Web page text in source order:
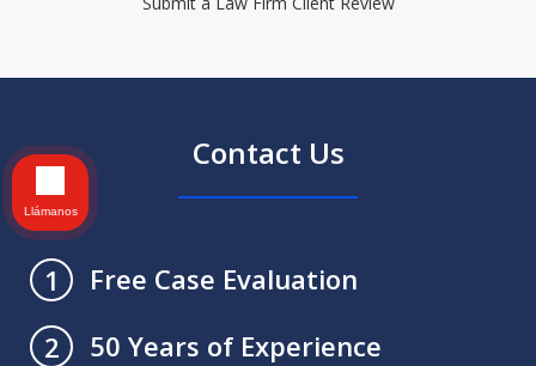
Contact Us
1
Free Case Evaluation
2
50 Years of Experience
Llámanos